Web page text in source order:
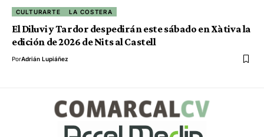
CULTURARTE LA COSTERA
El Diluvi y Tardor despedirán este sábado en Xàtiva la
edición de 2026 de Nits al Castell
PorAdrián Lupiáñez